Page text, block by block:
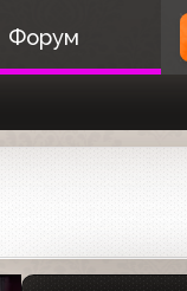
Форум
00:03